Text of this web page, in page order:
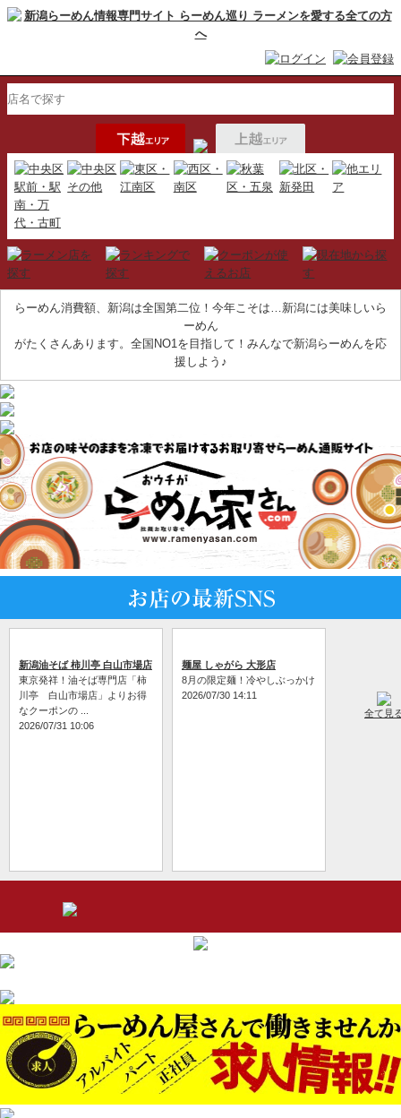
らーめん消費額、新潟は全国第二位！今年こそは…新潟には美味しいら
ーめん
がたくさんあります。全国NO1を目指して！みんなで新潟らーめんを応
援しよう♪
新潟油そば 柿川亭 白山市場店
東京発祥！油そば専門店「柿
川亭 白山市場店」よりお得
なクーポンの ...
2026/07/31 10:06
麺屋 しゃがら 大形店
8月の限定麺！冷やしぶっかけ
2026/07/30 14:11
全て見